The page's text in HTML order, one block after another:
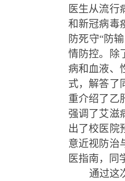
医生从流行
和新冠病毒
防死守“防
情防控。除
病和血液、
式，解答了
重介绍了乙
强调了艾滋
出了校医院
意近视防治
医指南，同
通过这